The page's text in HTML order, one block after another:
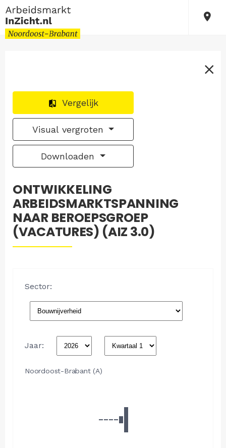
Vergelijk
Visual vergroten
Downloaden
ONTWIKKELING
ARBEIDSMARKTSPANNING
NAAR BEROEPSGROEP
(VACATURES) (AIZ 3.0)